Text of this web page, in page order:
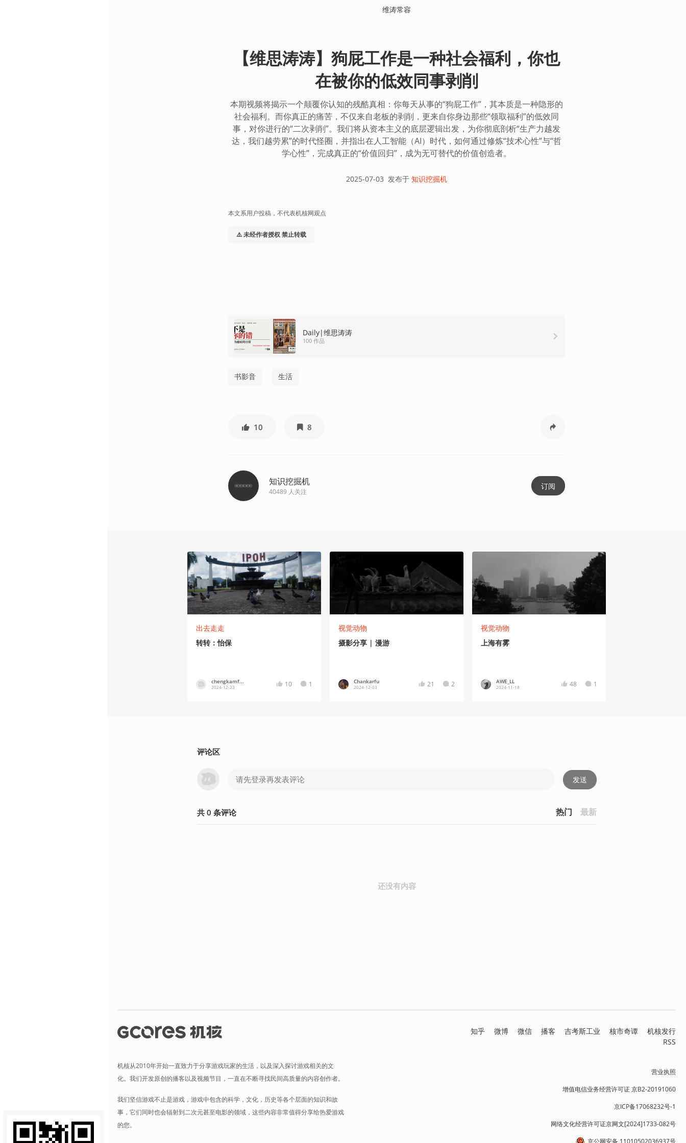
维涛常容
【维思涛涛】狗屁工作是一种社会福利，你也
在被你的低效同事剥削
本期视频将揭示一个颠覆你认知的残酷真相：你每天从事的“狗屁工作”，其本质是一种隐形的
社会福利。而你真正的痛苦，不仅来自老板的剥削，更来自你身边那些“领取福利”的低效同
事，对你进行的“二次剥削”。我们将从资本主义的底层逻辑出发，为你彻底剖析“生产力越发
达，我们越劳累”的时代怪圈，并指出在人工智能（AI）时代，如何通过修炼“技术心性”与“哲
学心性”，完成真正的“价值回归”，成为无可替代的价值创造者。
2025-07-03 发布于 知识挖掘机
本文系用户投稿，不代表机核网观点
⚠️ 未经作者授权 禁止转载
Daily|维思涛涛
100 作品
书影音 生活
10 8
知识挖掘机
40489 人关注
订阅
出去走走
转转：怡保
chengkamf...
2024-12-23 10 1
视觉动物
摄影分享 | 漫游
Chankarfu
2024-12-03 21 2
视觉动物
上海有雾
AWE_LL
2024-11-18 48 1
评论区
发送
共 0 条评论 热门 最新
还没有内容
机核从2010年开始一直致力于分享游戏玩家的生活，以及深入探讨游戏相关的文
化。我们开发原创的播客以及视频节目，一直在不断寻找民间高质量的内容创作者。
我们坚信游戏不止是游戏，游戏中包含的科学，文化，历史等各个层面的知识和故
事，它们同时也会辐射到二次元甚至电影的领域，这些内容非常值得分享给热爱游戏
的您。
知乎 微博 微信 播客 吉考斯工业 核市奇谭
机核发行
RSS
营业执照
增值电信业务经营许可证 京B2-20191060
京ICP备17068232号-1
网络文化经营许可证京网文[2024]1733-082号
京公网安备 11010502036937号